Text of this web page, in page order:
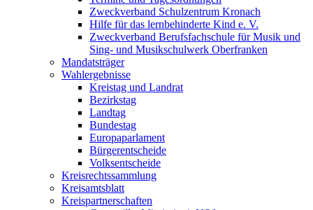
Zweckverband Schulzentrum Kronach
Hilfe für das lernbehinderte Kind e. V.
Zweckverband Berufsfachschule für Musik und
Sing- und Musikschulwerk Oberfranken
Mandatsträger
Wahlergebnisse
Kreistag und Landrat
Bezirkstag
Landtag
Bundestag
Europaparlament
Bürgerentscheide
Volksentscheide
Kreisrechtssammlung
Kreisamtsblatt
Kreispartnerschaften